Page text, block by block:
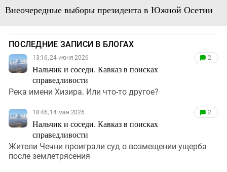
Внеочередные выборы президента в Южной Осетии
ПОСЛЕДНИЕ ЗАПИСИ В БЛОГАХ
13:16, 24 июня 2026
Нальчик и соседи. Кавказ в поисках
справедливости
2
Река имени Хизира. Или что-то другое?
18:46, 14 мая 2026
Нальчик и соседи. Кавказ в поисках
справедливости
2
Жители Чечни проиграли суд о возмещении ущерба
после землетрясения